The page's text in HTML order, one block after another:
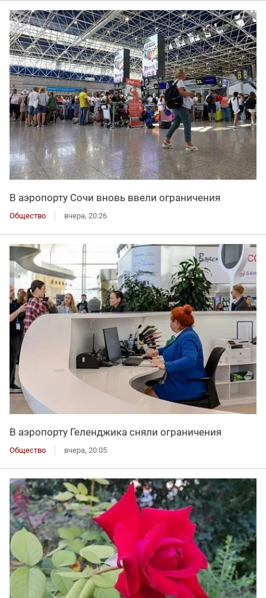
В аэропорту Сочи вновь ввели ограничения
Общество вчера, 20:26
В аэропорту Геленджика сняли ограничения
Общество вчера, 20:05